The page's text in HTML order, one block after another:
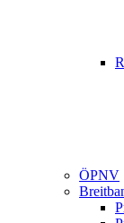
ÖPNV